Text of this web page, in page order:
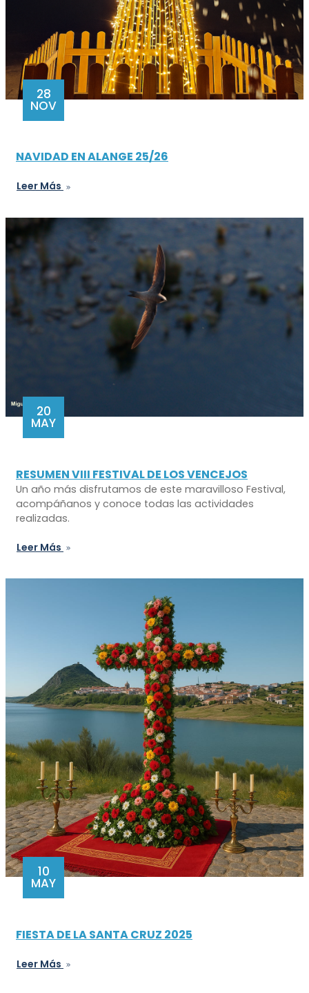
28
NOV
NAVIDAD EN ALANGE 25/26
Leer Más
20
MAY
RESUMEN VIII FESTIVAL DE LOS VENCEJOS
Un año más disfrutamos de este maravilloso Festival,
acompáñanos y conoce todas las actividades
realizadas.
Leer Más
10
MAY
FIESTA DE LA SANTA CRUZ 2025
Leer Más